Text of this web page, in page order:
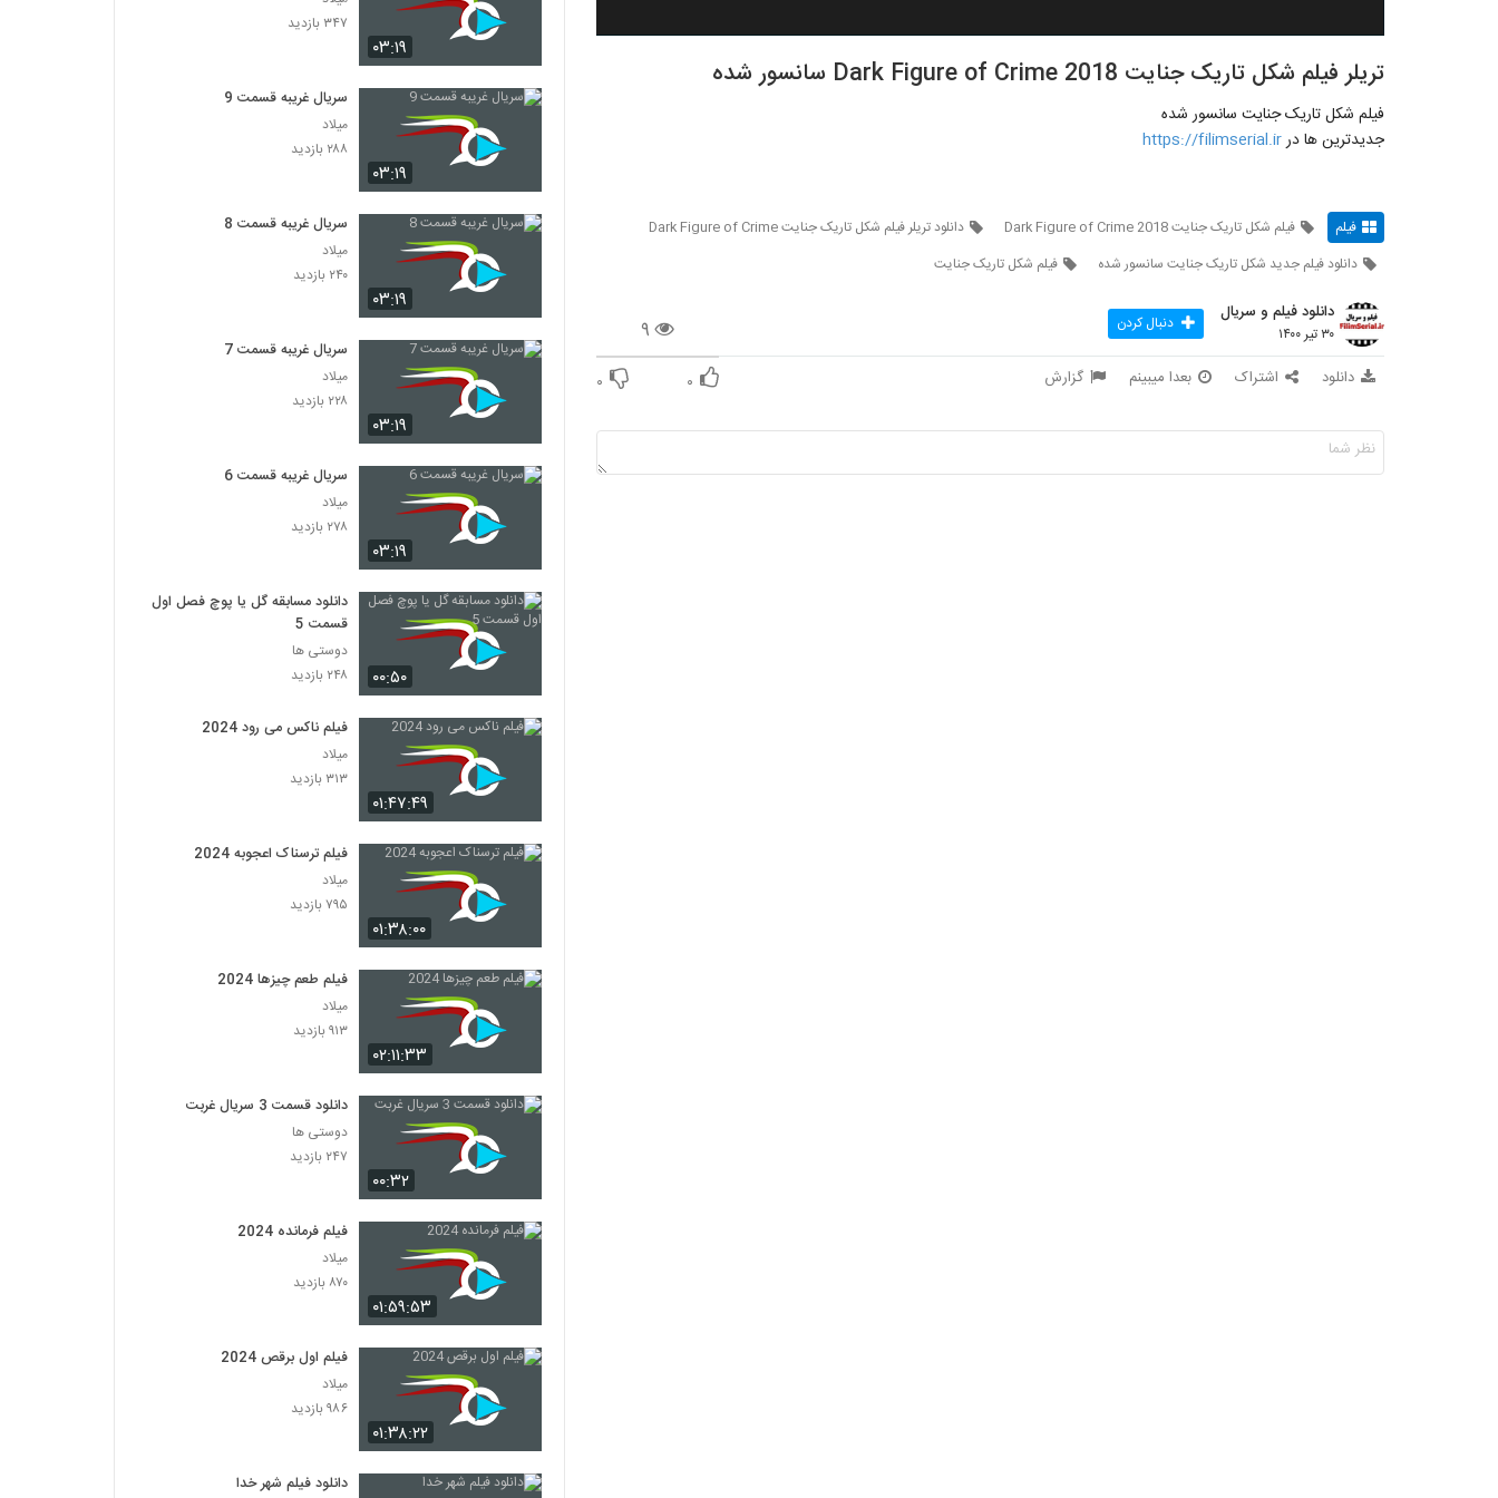
تریلر فیلم شکل تاریک جنایت Dark Figure of Crime 2018 سانسور شده
فیلم شکل تاریک جنایت سانسور شده
جدیدترین ها درhttps://filimserial.ir
فیلم فیلم شکل تاریک جنایت Dark Figure of Crime 2018
دانلود تریلر فیلم شکل تاریک جنایت Dark Figure of Crime
دانلود فیلم جدید شکل تاریک جنایت سانسور شده
فیلم شکل تاریک جنایت
۹
دانلود فیلم و سریال
۳۰ تیر ۱۴۰۰ دنبال کردن
دانلود اشتراک بعدا میبینم گزارش ۰ ۰
۰۳:۱۹
۳۴۷ بازدید
۰۳:۱۹
سریال غریبه قسمت 9
میلاد
۲۸۸ بازدید
۰۳:۱۹
سریال غریبه قسمت 8
میلاد
۲۴۰ بازدید
۰۳:۱۹
سریال غریبه قسمت 7
میلاد
۲۲۸ بازدید
۰۳:۱۹
سریال غریبه قسمت 6
میلاد
۲۷۸ بازدید
۰۰:۵۰
دانلود مسابقه گل یا پوچ فصل اول
قسمت 5
دوستی ها
۲۴۸ بازدید
۰۱:۴۷:۴۹
فیلم ناکس می رود 2024
میلاد
۳۱۳ بازدید
۰۱:۳۸:۰۰
فیلم ترسناک اعجوبه 2024
میلاد
۷۹۵ بازدید
۰۲:۱۱:۳۳
فیلم طعم چیزها 2024
میلاد
۹۱۳ بازدید
۰۰:۳۲
دانلود قسمت 3 سریال غربت
دوستی ها
۲۴۷ بازدید
۰۱:۵۹:۵۳
فیلم فرمانده 2024
میلاد
۸۷۰ بازدید
۰۱:۳۸:۲۲
فیلم اول برقص 2024
میلاد
۹۸۶ بازدید
دانلود فیلم شهر خدا